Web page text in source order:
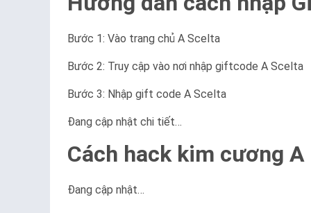
Bước 1: Vào trang chủ A Scelta
Bước 2: Truy cập vào nơi nhập giftcode A Scelta
Bước 3: Nhập gift code A Scelta
Đang cập nhật chi tiết…
Cách hack kim cương
Đang cập nhật…